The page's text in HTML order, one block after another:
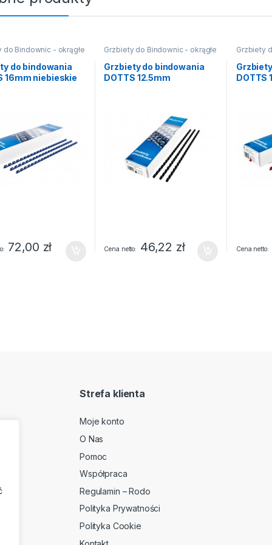
do Bindownic - okrągłe
do bindowania
16mm niebieskie
72,00 zł
Grzbiety do Bindownic - okrągłe
Grzbiety do bindowania
DOTTS 12.5mm
Cena netto 46,22 zł
Grzbiety
DOTTS
Cena netto
Strefa klienta
Moje konto
O Nas
Pomoc
Współpraca
Regulamin – Rodo
Polityka Prywatności
Polityka Cookie